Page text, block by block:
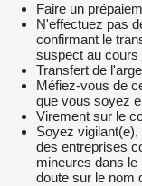
Faire un
N'effectuez pas
confirmant le
suspect au
Transfert de
Méfiez-vous de
que vous soyez
Virement sur le
Soyez
des entreprises
mineures dans
doute sur le nom